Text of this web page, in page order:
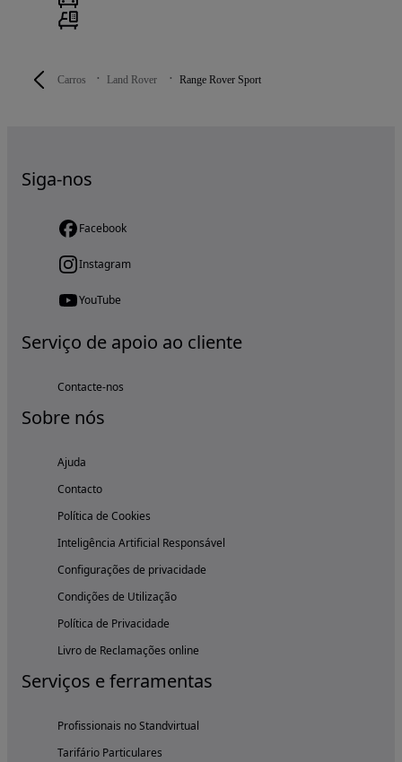
Carros Land Rover Range Rover Sport
Siga-nos
Facebook
Instagram
YouTube
Serviço de apoio ao cliente
Contacte-nos
Sobre nós
Ajuda
Contacto
Política de Cookies
Inteligência Artificial Responsável
Configurações de privacidade
Condições de Utilização
Política de Privacidade
Livro de Reclamações online
Serviços e ferramentas
Profissionais no Standvirtual
Tarifário Particulares